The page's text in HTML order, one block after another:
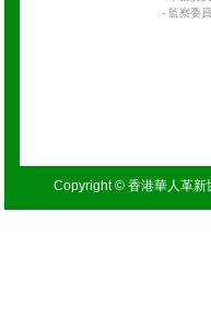
- 監察委
Copyright © 香港華人革